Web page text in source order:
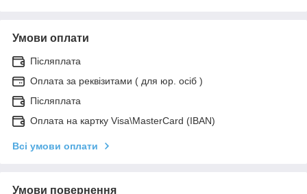
Умови оплати
Післяплата
Оплата за реквізитами ( для юр. осіб )
Післяплата
Оплата на картку Visa\MasterCard (IBAN)
Всі умови оплати
Умови повернення